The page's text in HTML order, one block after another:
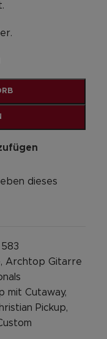
dieses
583
, Archtop Gitarre
mit Cutaway,
Pickup,